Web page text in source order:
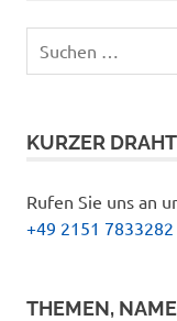
nach:
KURZER
Rufen Sie uns an
+49 2151 7833282
THEMEN,